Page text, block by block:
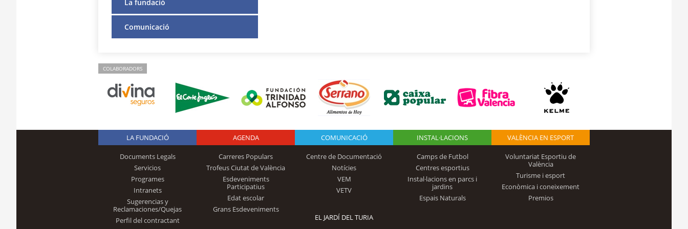
La fundació
Comunicació
COLABORADORS
Logo Fundación
Trinidad Alfonso
LA FUNDACIÓ
Documents Legals
Servicios
Programes
Intranets
Sugerencias y
Reclamaciones/Quejas
Perfil del contractant
AGENDA
Carreres Populars
Trofeus Ciutat de València
Esdeveniments
Participatius
Edat escolar
Grans Esdeveniments
COMUNICACIÓ
Centre de Documentació
Notícies
VEM
VETV
INSTAL·LACIONS
Camps de Futbol
Centres esportius
Instal·lacions en parcs i
jardins
Espais Naturals
VALÈNCIA EN ESPORT
Voluntariat Esportiu de
València
Turisme i esport
Econòmica i coneixement
Premios
EL JARDÍ DEL TURIA